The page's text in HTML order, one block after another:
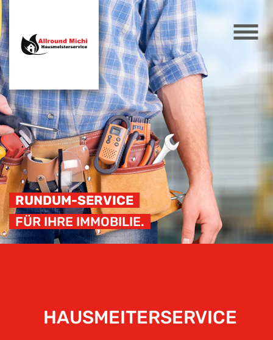
RUNDUM-SERVICE
FÜR IHRE IMMOBILIE.
HAUSMEITERSERVICE